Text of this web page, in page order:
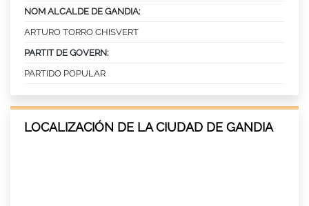
NOM ALCALDE DE GANDIA:
ARTURO TORRO CHISVERT
PARTIT DE GOVERN:
PARTIDO POPULAR
LOCALIZACIÓN DE LA CIUDAD DE GANDIA